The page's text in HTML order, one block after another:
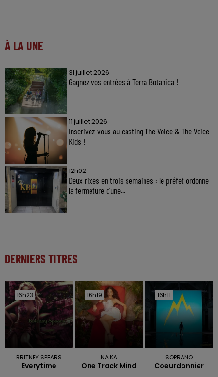
À LA UNE
31 juillet 2026
Gagnez vos entrées à Terra Botanica !
11 juillet 2026
Inscrivez-vous au casting The Voice & The Voice
Kids !
12h02
Deux rixes en trois semaines : le préfet ordonne
la fermeture d'une...
DERNIERS TITRES
16h23
16h23
BRITNEY SPEARS
Everytime
16h19
16h19
NAIKA
One Track Mind
16h11
16h11
SOPRANO
Coeurdonnier